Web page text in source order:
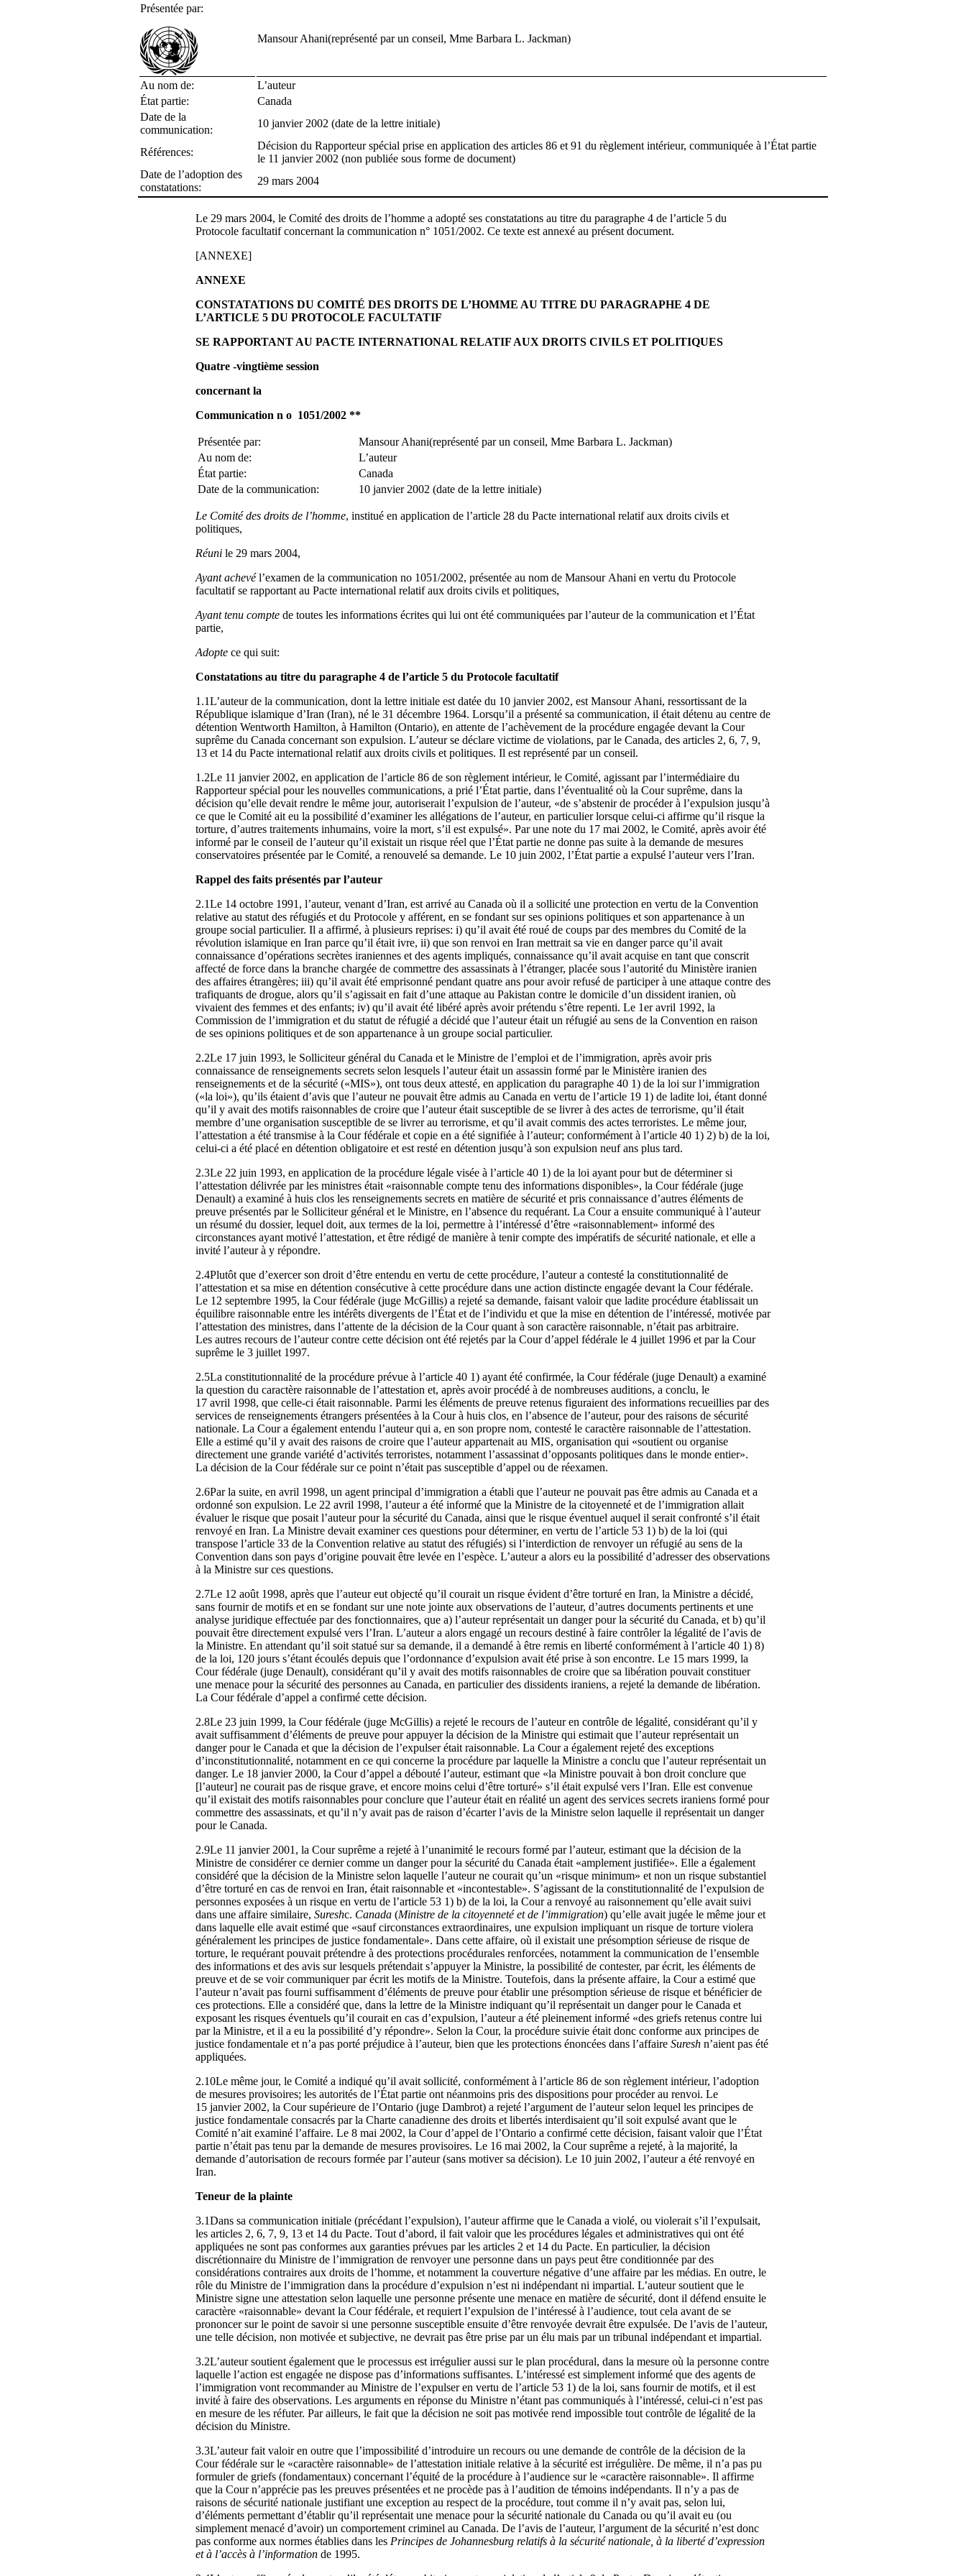
Présentée par:
Mansour Ahani(représenté par un conseil, Mme Barbara L. Jackman)
Au nom de:
L’auteur
État partie:
Canada
Date de la
communication:
10 janvier 2002 (date de la lettre initiale)
Références:
Décision du Rapporteur spécial prise en application des articles 86 et 91 du règlement intérieur, communiquée à l’État partie
le 11 janvier 2002 (non publiée sous forme de document)
Date de l’adoption des
constatations:
29 mars 2004
Le 29 mars 2004, le Comité des droits de l’homme a adopté ses constatations au titre du paragraphe 4 de l’article 5 du
Protocole facultatif concernant la communication n° 1051/2002. Ce texte est annexé au présent document.
[ANNEXE]
ANNEXE
CONSTATATIONS DU COMITÉ DES DROITS DE L’HOMME AU TITRE DU PARAGRAPHE 4 DE
L’ARTICLE 5 DU PROTOCOLE FACULTATIF
SE RAPPORTANT AU PACTE INTERNATIONAL RELATIF AUX DROITS CIVILS ET POLITIQUES
Quatre ‑vingtième session
concernant la
Communication n o 1051/2002 **
Présentée par:
Mansour Ahani(représenté par un conseil, Mme Barbara L. Jackman)
Au nom de:
L’auteur
État partie:
Canada
Date de la communication:
10 janvier 2002 (date de la lettre initiale)
Le Comité des droits de l’homme, institué en application de l’article 28 du Pacte international relatif aux droits civils et
politiques,
Réuni le 29 mars 2004,
Ayant achevél’examen de la communication no 1051/2002, présentée au nom de Mansour Ahani en vertu du Protocole
facultatif se rapportant au Pacte international relatif aux droits civils et politiques,
Ayant tenu compte de toutes les informations écrites qui lui ont été communiquées par l’auteur de la communication et l’État
partie,
Adopte ce qui suit:
Constatations au titre du paragraphe 4 de l’article 5 du Protocole facultatif
1.1L’auteur de la communication, dont la lettre initiale est datée du 10 janvier 2002, est Mansour Ahani, ressortissant de la
République islamique d’Iran (Iran), né le 31 décembre 1964. Lorsqu’il a présenté sa communication, il était détenu au centre de
détention Wentworth Hamilton, à Hamilton (Ontario), en attente de l’achèvement de la procédure engagée devant la Cour
suprême du Canada concernant son expulsion. L’auteur se déclare victime de violations, par le Canada, des articles 2, 6, 7, 9,
13 et 14 du Pacte international relatif aux droits civils et politiques. Il est représenté par un conseil.
1.2Le 11 janvier 2002, en application de l’article 86 de son règlement intérieur, le Comité, agissant par l’intermédiaire du
Rapporteur spécial pour les nouvelles communications, a prié l’État partie, dans l’éventualité où la Cour suprême, dans la
décision qu’elle devait rendre le même jour, autoriserait l’expulsion de l’auteur, «de s’abstenir de procéder à l’expulsion jusqu’à
ce que le Comité ait eu la possibilité d’examiner les allégations de l’auteur, en particulier lorsque celui‑ci affirme qu’il risque la
torture, d’autres traitements inhumains, voire la mort, s’il est expulsé». Par une note du 17 mai 2002, le Comité, après avoir été
informé par le conseil de l’auteur qu’il existait un risque réel que l’État partie ne donne pas suite à la demande de mesures
conservatoires présentée par le Comité, a renouvelé sa demande. Le 10 juin 2002, l’État partie a expulsé l’auteur vers l’Iran.
Rappel des faits présentés par l’auteur
2.1Le 14 octobre 1991, l’auteur, venant d’Iran, est arrivé au Canada où il a sollicité une protection en vertu de la Convention
relative au statut des réfugiés et du Protocole y afférent, en se fondant sur ses opinions politiques et son appartenance à un
groupe social particulier. Il a affirmé, à plusieurs reprises: i) qu’il avait été roué de coups par des membres du Comité de la
révolution islamique en Iran parce qu’il était ivre, ii) que son renvoi en Iran mettrait sa vie en danger parce qu’il avait
connaissance d’opérations secrètes iraniennes et des agents impliqués, connaissance qu’il avait acquise en tant que conscrit
affecté de force dans la branche chargée de commettre des assassinats à l’étranger, placée sous l’autorité du Ministère iranien
des affaires étrangères; iii) qu’il avait été emprisonné pendant quatre ans pour avoir refusé de participer à une attaque contre des
trafiquants de drogue, alors qu’il s’agissait en fait d’une attaque au Pakistan contre le domicile d’un dissident iranien, où
vivaient des femmes et des enfants; iv) qu’il avait été libéré après avoir prétendu s’être repenti. Le 1er avril 1992, la
Commission de l’immigration et du statut de réfugié a décidé que l’auteur était un réfugié au sens de la Convention en raison
de ses opinions politiques et de son appartenance à un groupe social particulier.
2.2Le 17 juin 1993, le Solliciteur général du Canada et le Ministre de l’emploi et de l’immigration, après avoir pris
connaissance de renseignements secrets selon lesquels l’auteur était un assassin formé par le Ministère iranien des
renseignements et de la sécurité («MIS»), ont tous deux attesté, en application du paragraphe 40 1) de la loi sur l’immigration
(«la loi»), qu’ils étaient d’avis que l’auteur ne pouvait être admis au Canada en vertu de l’article 19 1) de ladite loi, étant donné
qu’il y avait des motifs raisonnables de croire que l’auteur était susceptible de se livrer à des actes de terrorisme, qu’il était
membre d’une organisation susceptible de se livrer au terrorisme, et qu’il avait commis des actes terroristes. Le même jour,
l’attestation a été transmise à la Cour fédérale et copie en a été signifiée à l’auteur; conformément à l’article 40 1) 2) b) de la loi,
celui‑ci a été placé en détention obligatoire et est resté en détention jusqu’à son expulsion neuf ans plus tard.
2.3Le 22 juin 1993, en application de la procédure légale visée à l’article 40 1) de la loi ayant pour but de déterminer si
l’attestation délivrée par les ministres était «raisonnable compte tenu des informations disponibles», la Cour fédérale (juge
Denault) a examiné à huis clos les renseignements secrets en matière de sécurité et pris connaissance d’autres éléments de
preuve présentés par le Solliciteur général et le Ministre, en l’absence du requérant. La Cour a ensuite communiqué à l’auteur
un résumé du dossier, lequel doit, aux termes de la loi, permettre à l’intéressé d’être «raisonnablement» informé des
circonstances ayant motivé l’attestation, et être rédigé de manière à tenir compte des impératifs de sécurité nationale, et elle a
invité l’auteur à y répondre.
2.4Plutôt que d’exercer son droit d’être entendu en vertu de cette procédure, l’auteur a contesté la constitutionnalité de
l’attestation et sa mise en détention consécutive à cette procédure dans une action distincte engagée devant la Cour fédérale.
Le 12 septembre 1995, la Cour fédérale (juge McGillis) a rejeté sa demande, faisant valoir que ladite procédure établissait un
équilibre raisonnable entre les intérêts divergents de l’État et de l’individu et que la mise en détention de l’intéressé, motivée par
l’attestation des ministres, dans l’attente de la décision de la Cour quant à son caractère raisonnable, n’était pas arbitraire.
Les autres recours de l’auteur contre cette décision ont été rejetés par la Cour d’appel fédérale le 4 juillet 1996 et par la Cour
suprême le 3 juillet 1997.
2.5La constitutionnalité de la procédure prévue à l’article 40 1) ayant été confirmée, la Cour fédérale (juge Denault) a examiné
la question du caractère raisonnable de l’attestation et, après avoir procédé à de nombreuses auditions, a conclu, le
17 avril 1998, que celle‑ci était raisonnable. Parmi les éléments de preuve retenus figuraient des informations recueillies par des
services de renseignements étrangers présentées à la Cour à huis clos, en l’absence de l’auteur, pour des raisons de sécurité
nationale. La Cour a également entendu l’auteur qui a, en son propre nom, contesté le caractère raisonnable de l’attestation.
Elle a estimé qu’il y avait des raisons de croire que l’auteur appartenait au MIS, organisation qui «soutient ou organise
directement une grande variété d’activités terroristes, notamment l’assassinat d’opposants politiques dans le monde entier».
La décision de la Cour fédérale sur ce point n’était pas susceptible d’appel ou de réexamen.
2.6Par la suite, en avril 1998, un agent principal d’immigration a établi que l’auteur ne pouvait pas être admis au Canada et a
ordonné son expulsion. Le 22 avril 1998, l’auteur a été informé que la Ministre de la citoyenneté et de l’immigration allait
évaluer le risque que posait l’auteur pour la sécurité du Canada, ainsi que le risque éventuel auquel il serait confronté s’il était
renvoyé en Iran. La Ministre devait examiner ces questions pour déterminer, en vertu de l’article 53 1) b) de la loi (qui
transpose l’article 33 de la Convention relative au statut des réfugiés) si l’interdiction de renvoyer un réfugié au sens de la
Convention dans son pays d’origine pouvait être levée en l’espèce. L’auteur a alors eu la possibilité d’adresser des observations
à la Ministre sur ces questions.
2.7Le 12 août 1998, après que l’auteur eut objecté qu’il courait un risque évident d’être torturé en Iran, la Ministre a décidé,
sans fournir de motifs et en se fondant sur une note jointe aux observations de l’auteur, d’autres documents pertinents et une
analyse juridique effectuée par des fonctionnaires, que a) l’auteur représentait un danger pour la sécurité du Canada, et b) qu’il
pouvait être directement expulsé vers l’Iran. L’auteur a alors engagé un recours destiné à faire contrôler la légalité de l’avis de
la Ministre. En attendant qu’il soit statué sur sa demande, il a demandé à être remis en liberté conformément à l’article 40 1) 8)
de la loi, 120 jours s’étant écoulés depuis que l’ordonnance d’expulsion avait été prise à son encontre. Le 15 mars 1999, la
Cour fédérale (juge Denault), considérant qu’il y avait des motifs raisonnables de croire que sa libération pouvait constituer
une menace pour la sécurité des personnes au Canada, en particulier des dissidents iraniens, a rejeté la demande de libération.
La Cour fédérale d’appel a confirmé cette décision.
2.8Le 23 juin 1999, la Cour fédérale (juge McGillis) a rejeté le recours de l’auteur en contrôle de légalité, considérant qu’il y
avait suffisamment d’éléments de preuve pour appuyer la décision de la Ministre qui estimait que l’auteur représentait un
danger pour le Canada et que la décision de l’expulser était raisonnable. La Cour a également rejeté des exceptions
d’inconstitutionnalité, notamment en ce qui concerne la procédure par laquelle la Ministre a conclu que l’auteur représentait un
danger. Le 18 janvier 2000, la Cour d’appel a débouté l’auteur, estimant que «la Ministre pouvait à bon droit conclure que
[l’auteur] ne courait pas de risque grave, et encore moins celui d’être torturé» s’il était expulsé vers l’Iran. Elle est convenue
qu’il existait des motifs raisonnables pour conclure que l’auteur était en réalité un agent des services secrets iraniens formé pour
commettre des assassinats, et qu’il n’y avait pas de raison d’écarter l’avis de la Ministre selon laquelle il représentait un danger
pour le Canada.
2.9Le 11 janvier 2001, la Cour suprême a rejeté à l’unanimité le recours formé par l’auteur, estimant que la décision de la
Ministre de considérer ce dernier comme un danger pour la sécurité du Canada était «amplement justifiée». Elle a également
considéré que la décision de la Ministre selon laquelle l’auteur ne courait qu’un «risque minimum» et non un risque substantiel
d’être torturé en cas de renvoi en Iran, était raisonnable et «incontestable». S’agissant de la constitutionnalité de l’expulsion de
personnes exposées à un risque en vertu de l’article 53 1) b) de la loi, la Cour a renvoyé au raisonnement qu’elle avait suivi
dans une affaire similaire, Sureshc. Canada (Ministre de la citoyenneté et de l’immigration) qu’elle avait jugée le même jour et
dans laquelle elle avait estimé que «sauf circonstances extraordinaires, une expulsion impliquant un risque de torture violera
généralement les principes de justice fondamentale». Dans cette affaire, où il existait une présomption sérieuse de risque de
torture, le requérant pouvait prétendre à des protections procédurales renforcées, notamment la communication de l’ensemble
des informations et des avis sur lesquels prétendait s’appuyer la Ministre, la possibilité de contester, par écrit, les éléments de
preuve et de se voir communiquer par écrit les motifs de la Ministre. Toutefois, dans la présente affaire, la Cour a estimé que
l’auteur n’avait pas fourni suffisamment d’éléments de preuve pour établir une présomption sérieuse de risque et bénéficier de
ces protections. Elle a considéré que, dans la lettre de la Ministre indiquant qu’il représentait un danger pour le Canada et
exposant les risques éventuels qu’il courait en cas d’expulsion, l’auteur a été pleinement informé «des griefs retenus contre lui
par la Ministre, et il a eu la possibilité d’y répondre». Selon la Cour, la procédure suivie était donc conforme aux principes de
justice fondamentale et n’a pas porté préjudice à l’auteur, bien que les protections énoncées dans l’affaire Suresh n’aient pas été
appliquées.
2.10Le même jour, le Comité a indiqué qu’il avait sollicité, conformément à l’article 86 de son règlement intérieur, l’adoption
de mesures provisoires; les autorités de l’État partie ont néanmoins pris des dispositions pour procéder au renvoi. Le
15 janvier 2002, la Cour supérieure de l’Ontario (juge Dambrot) a rejeté l’argument de l’auteur selon lequel les principes de
justice fondamentale consacrés par la Charte canadienne des droits et libertés interdisaient qu’il soit expulsé avant que le
Comité n’ait examiné l’affaire. Le 8 mai 2002, la Cour d’appel de l’Ontario a confirmé cette décision, faisant valoir que l’État
partie n’était pas tenu par la demande de mesures provisoires. Le 16 mai 2002, la Cour suprême a rejeté, à la majorité, la
demande d’autorisation de recours formée par l’auteur (sans motiver sa décision). Le 10 juin 2002, l’auteur a été renvoyé en
Iran.
Teneur de la plainte
3.1Dans sa communication initiale (précédant l’expulsion), l’auteur affirme que le Canada a violé, ou violerait s’il l’expulsait,
les articles 2, 6, 7, 9, 13 et 14 du Pacte. Tout d’abord, il fait valoir que les procédures légales et administratives qui ont été
appliquées ne sont pas conformes aux garanties prévues par les articles 2 et 14 du Pacte. En particulier, la décision
discrétionnaire du Ministre de l’immigration de renvoyer une personne dans un pays peut être conditionnée par des
considérations contraires aux droits de l’homme, et notamment la couverture négative d’une affaire par les médias. En outre, le
rôle du Ministre de l’immigration dans la procédure d’expulsion n’est ni indépendant ni impartial. L’auteur soutient que le
Ministre signe une attestation selon laquelle une personne présente une menace en matière de sécurité, dont il défend ensuite le
caractère «raisonnable» devant la Cour fédérale, et requiert l’expulsion de l’intéressé à l’audience, tout cela avant de se
prononcer sur le point de savoir si une personne susceptible ensuite d’être renvoyée devrait être expulsée. De l’avis de l’auteur,
une telle décision, non motivée et subjective, ne devrait pas être prise par un élu mais par un tribunal indépendant et impartial.
3.2L’auteur soutient également que le processus est irrégulier aussi sur le plan procédural, dans la mesure où la personne contre
laquelle l’action est engagée ne dispose pas d’informations suffisantes. L’intéressé est simplement informé que des agents de
l’immigration vont recommander au Ministre de l’expulser en vertu de l’article 53 1) de la loi, sans fournir de motifs, et il est
invité à faire des observations. Les arguments en réponse du Ministre n’étant pas communiqués à l’intéressé, celui‑ci n’est pas
en mesure de les réfuter. Par ailleurs, le fait que la décision ne soit pas motivée rend impossible tout contrôle de légalité de la
décision du Ministre.
3.3L’auteur fait valoir en outre que l’impossibilité d’introduire un recours ou une demande de contrôle de la décision de la
Cour fédérale sur le «caractère raisonnable» de l’attestation initiale relative à la sécurité est irrégulière. De même, il n’a pas pu
formuler de griefs (fondamentaux) concernant l’équité de la procédure à l’audience sur le «caractère raisonnable». Il affirme
que la Cour n’apprécie pas les preuves présentées et ne procède pas à l’audition de témoins indépendants. Il n’y a pas de
raisons de sécurité nationale justifiant une exception au respect de la procédure, tout comme il n’y avait pas, selon lui,
d’éléments permettant d’établir qu’il représentait une menace pour la sécurité nationale du Canada ou qu’il avait eu (ou
simplement menacé d’avoir) un comportement criminel au Canada. De l’avis de l’auteur, l’argument de la sécurité n’est donc
pas conforme aux normes établies dans les Principes de Johannesburg relatifs à la sécurité nationale, à la liberté d’expression
et à l’accès à l’information de 1995.